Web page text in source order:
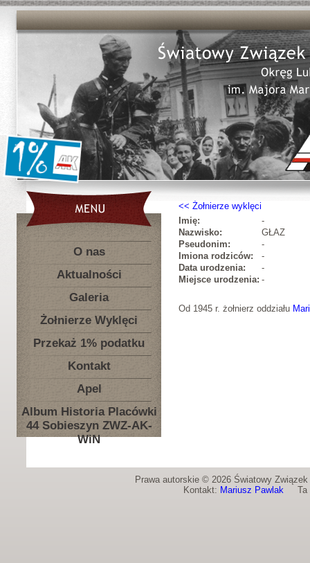
O nas
Aktualności
Galeria
Żołnierze Wyklęci
Przekaż 1% podatku
Kontakt
Apel
Album Historia Placówki
44 Sobieszyn ZWZ-AK-
WiN
Żołnierze wyklęci
Imię:
-
Nazwisko:
GŁAZ
Pseudonim:
-
Imiona rodziców:
-
Data urodzenia:
-
Miejsce urodzenia: -
Od 1945 r. żołnierz oddziału
Prawa autorskie © 2026 Światowy
Kontakt: Mariusz PawlakTa